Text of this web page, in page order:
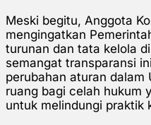
Meski begitu, Anggota
mengingatkan
turunan dan tata kelola
semangat transparansi
perubahan aturan dalam
ruang bagi celah hukum
untuk melindungi praktik